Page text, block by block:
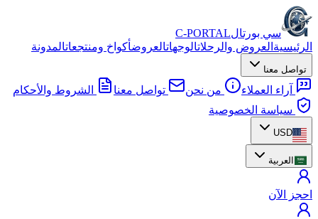
سي بورتالC-PORTAL
الرئيسية العروض والرحلاتالوجهاتالعروضأكواخ ومنتجعاتالمدونة
تواصل معنا
آراء العملاء من نحن تواصل معنا
الشروط والأحكام
سياسة الخصوصية
USD
العربية
احجز الآن